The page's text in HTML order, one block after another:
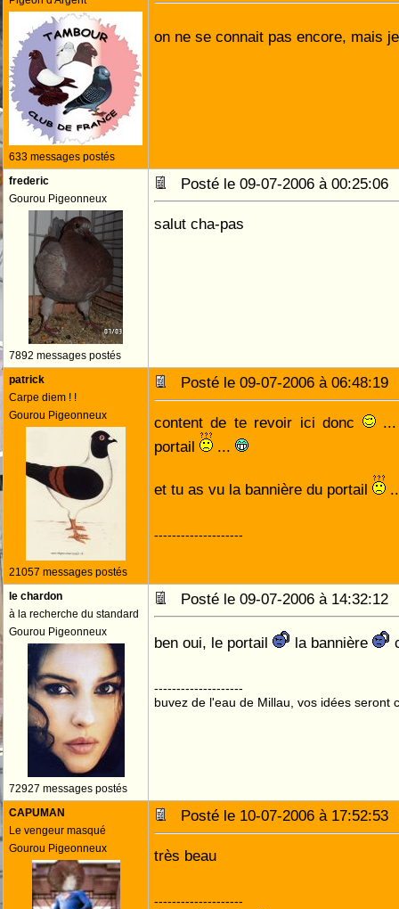
633 messages postés
on ne se connait pas encore, mais
frederic
Gourou Pigeonneux
7892 messages postés
Posté le 09-07-2006 à
salut cha-pas
patrick
Carpe diem ! !
Gourou Pigeonneux
21057 messages postés
Posté le 09-07-2006 à
content de te revoir ici donc
...
portail
...
et tu as vu la bannière du portail
--------------------
le chardon
à la recherche du standard
Gourou Pigeonneux
72927 messages postés
Posté le 09-07-2006 à
ben oui, le portail la bannière
--------------------
buvez de l'eau de Millau, vos idées seront
CAPUMAN
Le vengeur masqué
Gourou Pigeonneux
Posté le 10-07-2006 à
très beau
--------------------